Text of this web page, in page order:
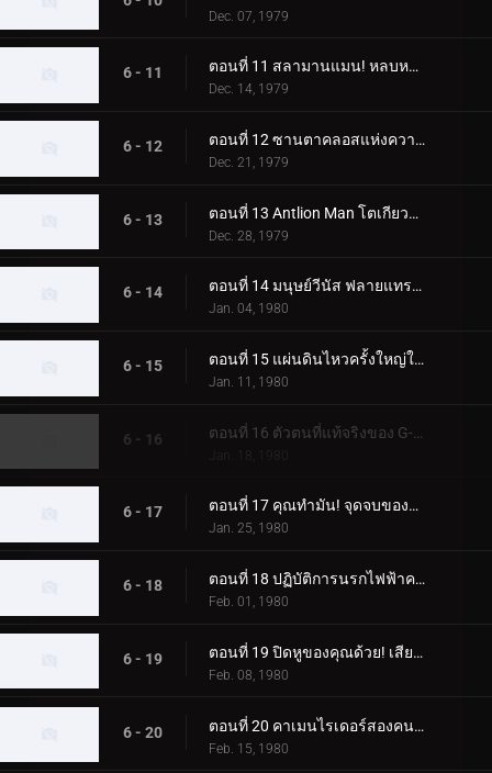
Dec. 07, 1979
6 - 11 ตอนที่ 11 สลามานแมน! หลบหนีจากหุบเขานรก
Dec. 14, 1979
6 - 12 ตอนที่ 12 ซานตาคลอสแห่งความมืด; อา การเปลี่ยนแปลงที่เป็นไปไม่ได้
Dec. 21, 1979
6 - 13 ตอนที่ 13 Antlion Man โตเกียวระเบิดก่อน 03.00 น
Dec. 28, 1979
6 - 14 ตอนที่ 14 มนุษย์วีนัส ฟลายแทรป มาสค์ไรเดอร์ โคลสคอล
Jan. 04, 1980
6 - 15 ตอนที่ 15 แผ่นดินไหวครั้งใหญ่ในโตเกียวของ Blue Mold Man ที่น่าสะพรึงกลัว
Jan. 11, 1980
6 - 16
Jan. 18, 1980
6 - 17 ตอนที่ 17 คุณทำมัน! จุดจบของจี-มอนสเตอร์
Jan. 25, 1980
6 - 18 ตอนที่ 18 ปฏิบัติการนรกไฟฟ้าครั้งใหญ่ของพลเรือเอกมาจิน
Feb. 01, 1980
6 - 19 ตอนที่ 19 ปิดหูของคุณด้วย! เสียงร้องไห้สังหารของมนุษย์หมาป่า
Feb. 08, 1980
6 - 20 ตอนที่ 20 คาเมนไรเดอร์สองคนซึ่งเป็นอีกคนหนึ่ง
Feb. 15, 1980